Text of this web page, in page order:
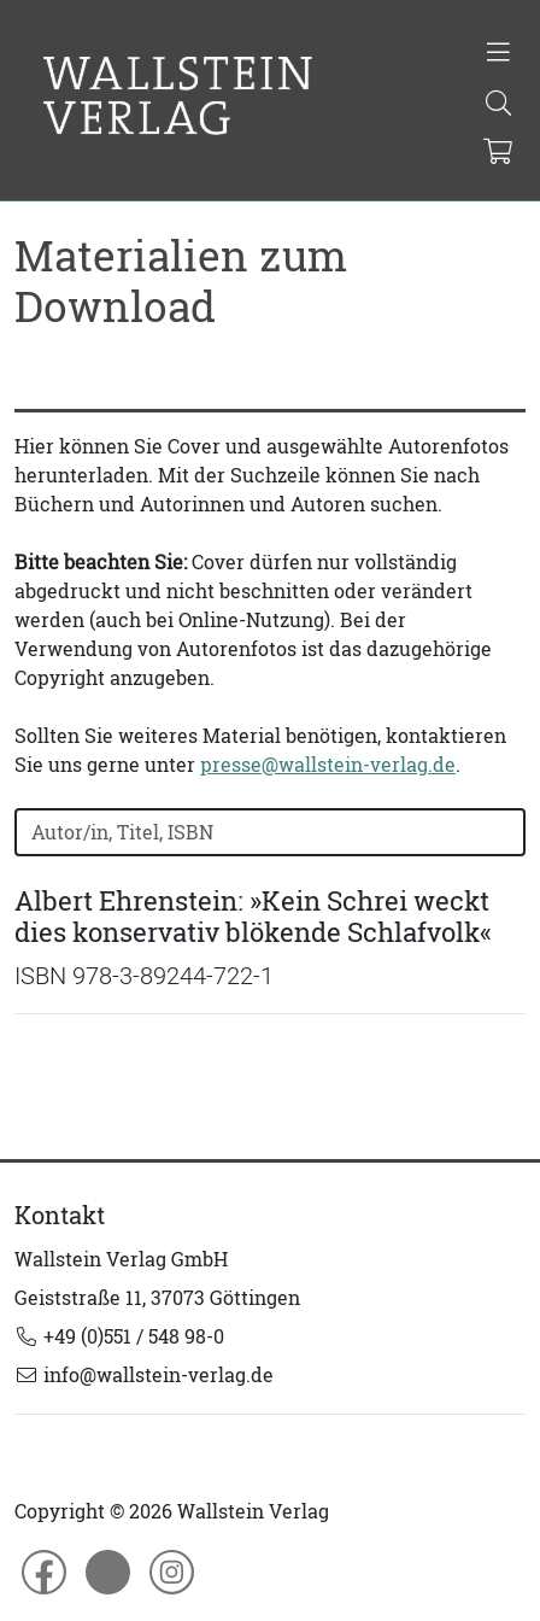
Materialien zum
Download
Hier können Sie Cover und ausgewählte Autorenfotos
herunterladen. Mit der Suchzeile können Sie nach
Büchern und Autorinnen und Autoren suchen.
Bitte beachten Sie:Cover dürfen nur vollständig
abgedruckt und nicht beschnitten oder verändert
werden (auch bei Online-Nutzung). Bei der
Verwendung von Autorenfotos ist das dazugehörige
Copyright anzugeben.
Sollten Sie weiteres Material benötigen, kontaktieren
Sie uns gerne unterpresse@wallstein-verlag.de.
Bücher nach Buchtitel, Autorennamen oder ISBN
Albert Ehrenstein: »Kein Schrei weckt
dies konservativ blökende Schlafvolk«
ISBN 978-3-89244-722-1
Kontakt
Wallstein Verlag GmbH
Geiststraße 11, 37073 Göttingen
+49 (0)551 / 548 98-0
info@wallstein-verlag.de
Copyright © 2026 Wallstein Verlag